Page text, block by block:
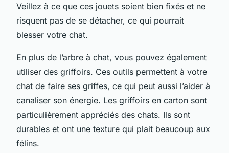
Veillez à ce que ces jouets soient bien fixés et ne
risquent pas de se détacher, ce qui pourrait
blesser votre chat.
En plus de l’arbre à chat, vous pouvez également
utiliser des griffoirs. Ces outils permettent à votre
chat de faire ses griffes, ce qui peut aussi l’aider à
canaliser son énergie. Les griffoirs en carton sont
particulièrement appréciés des chats. Ils sont
durables et ont une texture qui plait beaucoup aux
félins.